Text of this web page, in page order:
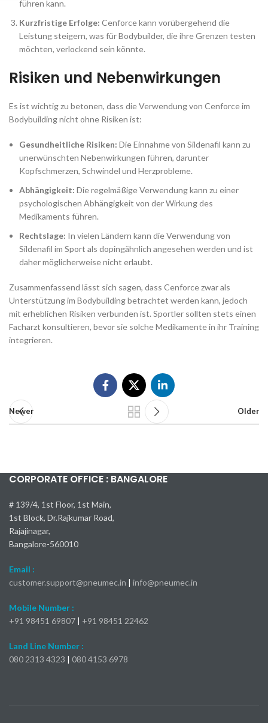
führen kann.
Kurzfristige Erfolge: Cenforce kann vorübergehend die
Leistung steigern, was für Bodybuilder, die ihre Grenzen testen
möchten, verlockend sein könnte.
Risiken und Nebenwirkungen
Es ist wichtig zu betonen, dass die Verwendung von Cenforce im
Bodybuilding nicht ohne Risiken ist:
Gesundheitliche Risiken: Die Einnahme von Sildenafil kann zu
unerwünschten Nebenwirkungen führen, darunter
Kopfschmerzen, Schwindel und Herzprobleme.
Abhängigkeit: Die regelmäßige Verwendung kann zu einer
psychologischen Abhängigkeit von der Wirkung des
Medikaments führen.
Rechtslage: In vielen Ländern kann die Verwendung von
Sildenafil im Sport als dopingähnlich angesehen werden und ist
daher möglicherweise nicht erlaubt.
Zusammenfassend lässt sich sagen, dass Cenforce zwar als
Unterstützung im Bodybuilding betrachtet werden kann, jedoch
mit erheblichen Risiken verbunden ist. Sportler sollten stets einen
Facharzt konsultieren, bevor sie solche Medikamente in ihr Training
integrieren.
Newer Older
CORPORATE OFFICE : BANGALORE
# 139/4, 1st Floor, 1st Main,
1st Block, Dr.Rajkumar Road,
Rajajinagar,
Bangalore-560010
Email :
customer.support@pneumec.in | info@pneumec.in
Mobile Number :
+91 98451 69807 | +91 98451 22462
Land Line Number :
080 2313 4323 | 080 4153 6978